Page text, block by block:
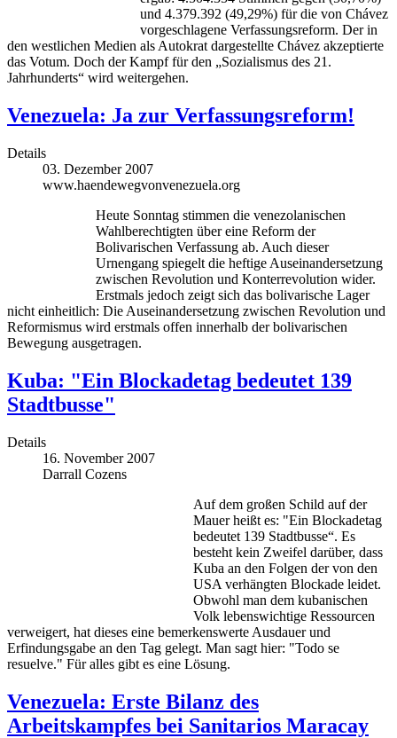
und 4.379.392 (49,29%) für die von Chávez
vorgeschlagene Verfassungsreform. Der in
den westlichen Medien als Autokrat dargestellte Chávez akzeptierte
das Votum. Doch der Kampf für den „Sozialismus des 21.
Jahrhunderts“ wird weitergehen.
Venezuela: Ja zur Verfassungsreform!
Details
03. Dezember 2007
www.haendewegvonvenezuela.org
Heute Sonntag stimmen die venezolanischen
Wahlberechtigten über eine Reform der
Bolivarischen Verfassung ab. Auch dieser
Urnengang spiegelt die heftige Auseinandersetzung
zwischen Revolution und Konterrevolution wider.
Erstmals jedoch zeigt sich das bolivarische Lager
nicht einheitlich: Die Auseinandersetzung zwischen Revolution und
Reformismus wird erstmals offen innerhalb der bolivarischen
Bewegung ausgetragen.
Kuba: "Ein Blockadetag bedeutet 139
Stadtbusse"
Details
16. November 2007
Darrall Cozens
Auf dem großen Schild auf der
Mauer heißt es: "Ein Blockadetag
bedeutet 139 Stadtbusse“. Es
besteht kein Zweifel darüber, dass
Kuba an den Folgen der von den
USA verhängten Blockade leidet.
Obwohl man dem kubanischen
Volk lebenswichtige Ressourcen
verweigert, hat dieses eine bemerkenswerte Ausdauer und
Erfindungsgabe an den Tag gelegt. Man sagt hier: "Todo se
resuelve." Für alles gibt es eine Lösung.
Venezuela: Erste Bilanz des
Arbeitskampfes bei Sanitarios Maracay